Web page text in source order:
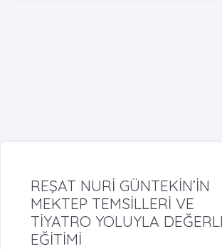
REŞAT NURİ GÜNTEKİN’İN
MEKTEP TEMSİLLERİ VE
TİYATRO YOLUYLA
EĞİTİMİ